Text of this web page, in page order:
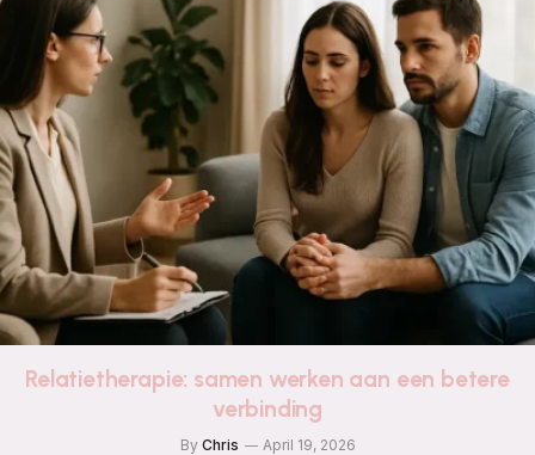
Relatietherapie: samen werken aan een betere
verbinding
By Chris April 19, 2026